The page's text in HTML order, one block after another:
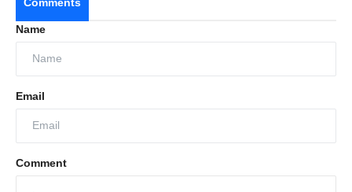
Name
Email
Comment